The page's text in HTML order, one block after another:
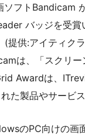
ソフトBandicam
バッジを受
(提供:アイティ
は、「スクリ
Awardは、
た製品やサービ
のPC向けの画